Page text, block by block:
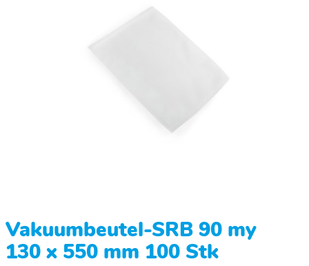
Vakuumbeutel-SRB 90 my
130 x 550 mm 100 Stk